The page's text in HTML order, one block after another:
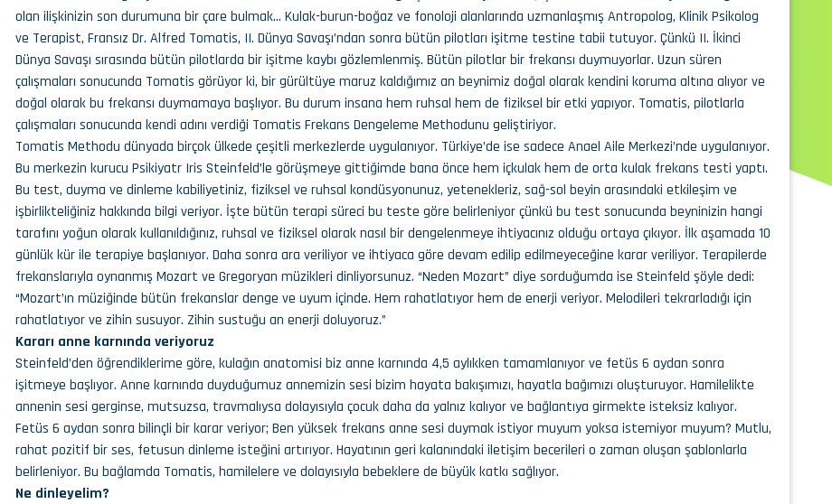
olan ilişkinizin son durumuna bir çare bulmak… Kulak-burun-boğaz ve fonoloji alanlarında uzmanlaşmış Antropolog, Klinik Psikolog
ve Terapist, Fransız Dr. Alfred Tomatis, II. Dünya Savaşı’ndan sonra bütün pilotları işitme testine tabii tutuyor. Çünkü II. İkinci
Dünya Savaşı sırasında bütün pilotlarda bir işitme kaybı gözlemlenmiş. Bütün pilotlar bir frekansı duymuyorlar. Uzun süren
çalışmaları sonucunda Tomatis görüyor ki, bir gürültüye maruz kaldığımız an beynimiz doğal olarak kendini koruma altına alıyor ve
doğal olarak bu frekansı duymamaya başlıyor. Bu durum insana hem ruhsal hem de fiziksel bir etki yapıyor. Tomatis, pilotlarla
çalışmaları sonucunda kendi adını verdiği Tomatis Frekans Dengeleme Methodunu geliştiriyor.
Tomatis Methodu dünyada birçok ülkede çeşitli merkezlerde uygulanıyor. Türkiye’de ise sadece Anael Aile Merkezi’nde uygulanıyor.
Bu merkezin kurucu Psikiyatr Iris Steinfeld’le görüşmeye gittiğimde bana önce hem içkulak hem de orta kulak frekans testi yaptı.
Bu test, duyma ve dinleme kabiliyetiniz, fiziksel ve ruhsal kondüsyonunuz, yetenekleriz, sağ-sol beyin arasındaki etkileşim ve
işbirlikteliğiniz hakkında bilgi veriyor. İşte bütün terapi süreci bu teste göre belirleniyor çünkü bu test sonucunda beyninizin hangi
tarafını yoğun olarak kullanıldığınız, ruhsal ve fiziksel olarak nasıl bir dengelenmeye ihtiyacınız olduğu ortaya çıkıyor. İlk aşamada 10
günlük kür ile terapiye başlanıyor. Daha sonra ara veriliyor ve ihtiyaca göre devam edilip edilmeyeceğine karar veriliyor. Terapilerde
frekanslarıyla oynanmış Mozart ve Gregoryan müzikleri dinliyorsunuz. “Neden Mozart” diye sorduğumda ise Steinfeld şöyle dedi:
“Mozart’ın müziğinde bütün frekanslar denge ve uyum içinde. Hem rahatlatıyor hem de enerji veriyor. Melodileri tekrarladığı için
rahatlatıyor ve zihin susuyor. Zihin sustuğu an enerji doluyoruz.”
Kararı anne karnında veriyoruz
Steinfeld’den öğrendiklerime göre, kulağın anatomisi biz anne karnında 4,5 aylıkken tamamlanıyor ve fetüs 6 aydan sonra
işitmeye başlıyor. Anne karnında duyduğumuz annemizin sesi bizim hayata bakışımızı, hayatla bağımızı oluşturuyor. Hamilelikte
annenin sesi gerginse, mutsuzsa, travmalıysa dolayısıyla çocuk daha da yalnız kalıyor ve bağlantıya girmekte isteksiz kalıyor.
Fetüs 6 aydan sonra bilinçli bir karar veriyor; Ben yüksek frekans anne sesi duymak istiyor muyum yoksa istemiyor muyum? Mutlu,
rahat pozitif bir ses, fetusun dinleme isteğini artırıyor. Hayatının geri kalanındaki iletişim becerileri o zaman oluşan şablonlarla
belirleniyor. Bu bağlamda Tomatis, hamilelere ve dolayısıyla bebeklere de büyük katkı sağlıyor.
Ne dinleyelim?